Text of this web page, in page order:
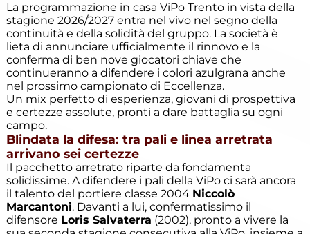
La programmazione in casa ViPo Trento in vista della
stagione 2026/2027 entra nel vivo nel segno della
continuità e della solidità del gruppo. La società è
lieta di annunciare ufficialmente il rinnovo e la
conferma di ben nove giocatori chiave che
continueranno a difendere i colori azulgrana anche
nel prossimo campionato di Eccellenza.
Un mix perfetto di esperienza, giovani di prospettiva
e certezze assolute, pronti a dare battaglia su ogni
campo.
Blindata la difesa: tra pali e linea arretrata
arrivano sei certezze
Il pacchetto arretrato riparte da fondamenta
solidissime. A difendere i pali della ViPo ci sarà ancora
il talento del portiere classe 2004 Niccolò
Marcantoni. Davanti a lui, confermatissimo il
difensore Loris Salvaterra (2002), pronto a vivere la
cinque
Camp
Estivo
Eccellenza
Esordienti
Esordienti
A
Villazzano
Esordienti